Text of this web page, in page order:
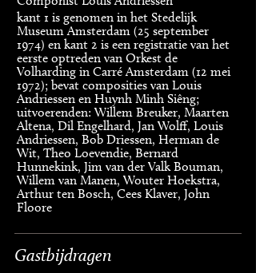
kant 1 is genomen in het Stedelijk
Museum Amsterdam (25 september
1974) en kant 2 is een registratie van het
eerste optreden van Orkest de
Volharding in Carré Amsterdam (12 mei
1972); bevat composities van Louis
Andriessen en Huynh Minh Siêng;
uitvoerenden: Willem Breuker, Maarten
Altena, Dil Engelhard, Jan Wolff, Louis
Andriessen, Bob Driessen, Herman de
Wit, Theo Loevendie, Bernard
Hunnekink, Jim van der Valk Bouman,
Willem van Manen, Wouter Hoekstra,
Arthur ten Bosch, Cees Klaver, John
Floore
Gastbijdragen